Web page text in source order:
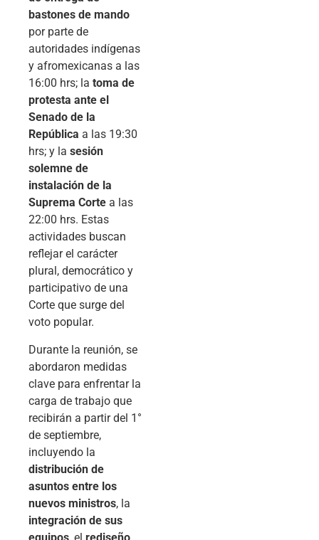
bastones de mando
por parte de
autoridades indígenas
y afromexicanas a las
16:00 hrs; la toma de
protesta ante el
Senado de la
República a las 19:30
hrs; y la sesión
solemne de
instalación de la
Suprema Corte a las
22:00 hrs. Estas
actividades buscan
reflejar el carácter
plural, democrático y
participativo de una
Corte que surge del
voto popular.
Durante la reunión, se
abordaron medidas
clave para enfrentar la
carga de trabajo que
recibirán a partir del 1°
de septiembre,
incluyendo la
distribución de
asuntos entre los
nuevos ministros, la
integración de sus